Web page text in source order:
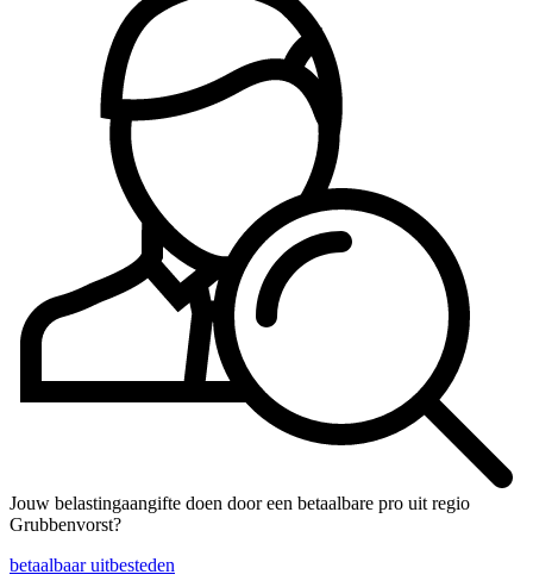
Jouw belastingaangifte doen door een betaalbare pro uit regio
Grubbenvorst?
betaalbaar uitbesteden